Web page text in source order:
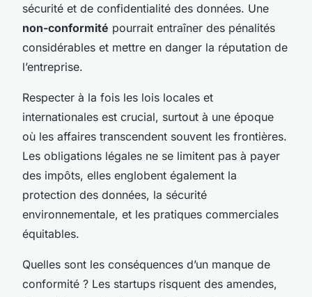
sécurité et de confidentialité des données. Une
non-conformité pourrait entraîner des pénalités
considérables et mettre en danger la réputation de
l’entreprise.
Respecter à la fois les lois locales et
internationales est crucial, surtout à une époque
où les affaires transcendent souvent les frontières.
Les obligations légales ne se limitent pas à payer
des impôts, elles englobent également la
protection des données, la sécurité
environnementale, et les pratiques commerciales
équitables.
Quelles sont les conséquences d’un manque de
conformité ? Les startups risquent des amendes,